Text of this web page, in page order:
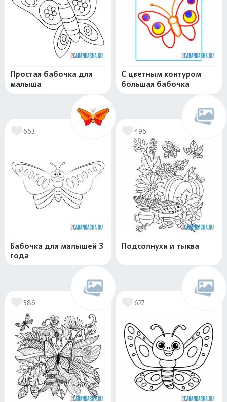
Простая бабочка для
малыша
С цветным контуром
большая бабочка
663
Бабочка для малышей 3
года
496
Подсолнухи и тыква
386 627